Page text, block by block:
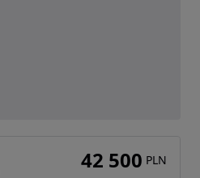
42 500 PLN